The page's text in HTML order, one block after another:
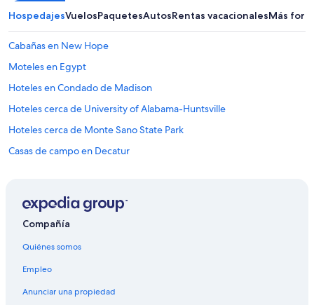
HospedajesVuelosPaquetesAutosRentas vacacionalesMás
Cabañas en New Hope
Moteles en Egypt
Hoteles en Condado de Madison
Hoteles cerca de University of Alabama-Huntsville
Hoteles cerca de Monte Sano State Park
Casas de campo en Decatur
Moteles en Decatur
Apartamentos en Meridianville
Hoteles en Meridianville
Compañía
Quiénes somos
Empleo
Anunciar una propiedad